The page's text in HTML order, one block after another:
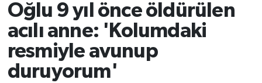
Oğlu 9 yıl önce öldürülen
acılı anne: 'Kolumdaki
resmiyle avunup
duruyorum'
Son Dakika Haberleri
Haber Arşivi